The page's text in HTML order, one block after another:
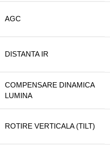
AGC
DISTANTA IR
COMPENSARE DINAMICA
LUMINA
ROTIRE VERTICALA (TILT)